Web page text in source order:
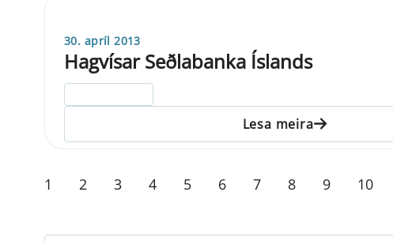
30. apríl 2013
Hagvísar Seðlabanka Íslands
Lesa meira
1 2 3 4 5 6 7 8 9 10